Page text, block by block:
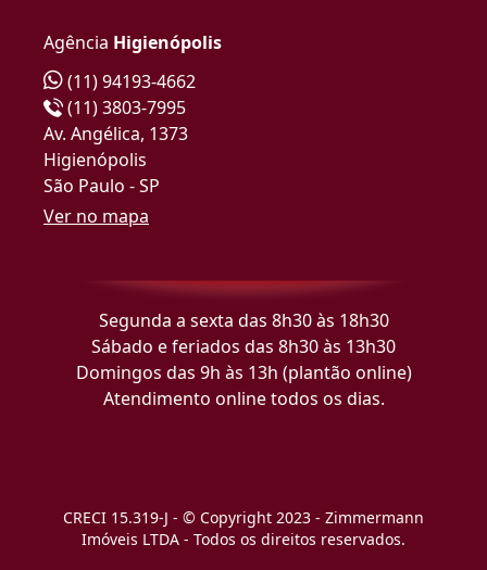
Agência Higienópolis
(11) 94193-4662
(11) 3803-7995
Av. Angélica, 1373
Higienópolis
São Paulo - SP
Ver no mapa
Segunda a sexta das 8h30 às 18h30
Sábado e feriados das 8h30 às 13h30
Domingos das 9h às 13h (plantão online)
Atendimento online todos os dias.
CRECI 15.319-J - © Copyright 2023 - Zimmermann
Imóveis LTDA - Todos os direitos reservados.